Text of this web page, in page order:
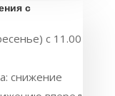
с
с 11.00
снижение